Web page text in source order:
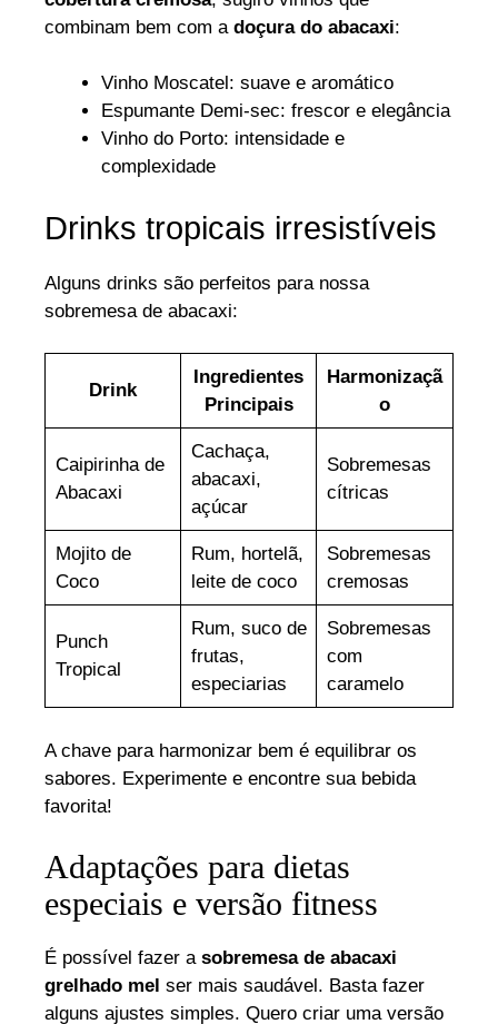
combinam bem com a doçura do abacaxi:
Vinho Moscatel: suave e aromático
Espumante Demi-sec: frescor e elegância
Vinho do Porto: intensidade e
complexidade
Drinks tropicais irresistíveis
Alguns drinks são perfeitos para nossa
sobremesa de abacaxi:
Drink
Ingredientes
Principais
Harmonizaçã
o
Caipirinha de
Abacaxi
Cachaça,
abacaxi,
açúcar
Sobremesas
cítricas
Mojito de
Coco
Rum, hortelã,
leite de coco
Sobremesas
cremosas
Punch
Tropical
Rum, suco de
frutas,
especiarias
Sobremesas
com
caramelo
A chave para harmonizar bem é equilibrar os
sabores. Experimente e encontre sua bebida
favorita!
Adaptações para dietas
especiais e versão fitness
É possível fazer a sobremesa de abacaxi
grelhado mel ser mais saudável. Basta fazer
alguns ajustes simples. Quero criar uma versão